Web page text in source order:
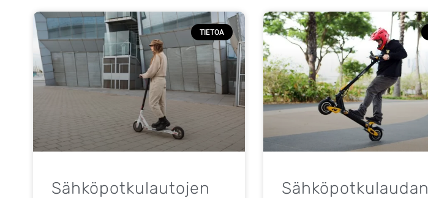
TIETOA
Sähköpotkulautojen
Sähköpotkulaudan